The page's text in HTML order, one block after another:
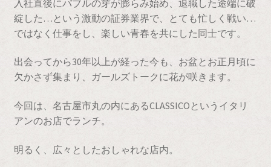
入社直後にバブルの芽が膨らみ始め、退職した途端に破
綻した…という激動の証券業界で、とても忙しく戦い…
ではなく仕事をし、楽しい青春を共にした同士です。
出会ってから30年以上が経った今も、お盆とお正月頃に
欠かさず集まり、ガールズトークに花が咲きます。
今回は、名古屋市丸の内にあるCLASSICOというイタリ
アンのお店でランチ。
明るく、広々としたおしゃれな店内。